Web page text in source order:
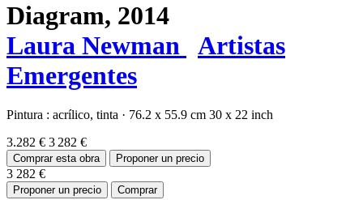
Diagram, 2014
Laura Newman
Artistas
Emergentes
Pintura : acrílico, tinta · 76.2 x 55.9 cm 30 x 22 inch
3.282 € 3 282 €
Comprar esta obra Proponer un precio
3 282 €
Proponer un precio Comprar